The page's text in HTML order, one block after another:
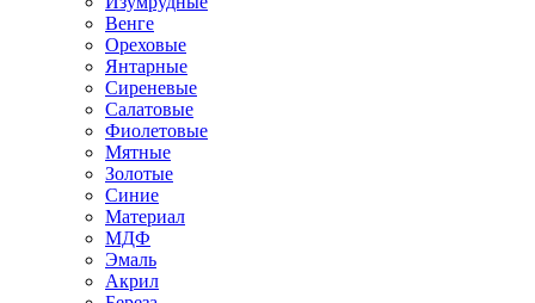
Венге
Ореховые
Янтарные
Сиреневые
Салатовые
Фиолетовые
Мятные
Золотые
Синие
Материал
МДФ
Эмаль
Акрил